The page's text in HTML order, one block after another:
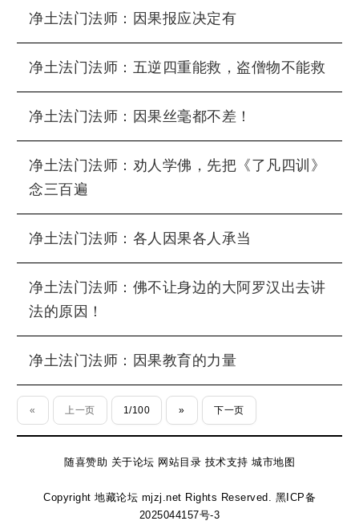
净土法门法师：因果报应决定有
净土法门法师：五逆四重能救，盗僧物不能救
净土法门法师：因果丝毫都不差！
净土法门法师：劝人学佛，先把《了凡四训》
念三百遍
净土法门法师：各人因果各人承当
净土法门法师：佛不让身边的大阿罗汉出去讲
法的原因！
净土法门法师：因果教育的力量
« 上一页 1/100 » 下一页
随喜赞助 关于论坛 网站目录 技术支持 城市地图
Copyright 地藏论坛 mjzj.net Rights Reserved. 黑ICP备
2025044157号-3